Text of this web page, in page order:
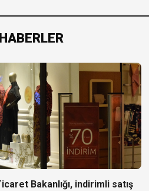
Bakanlığı, indirimli satış